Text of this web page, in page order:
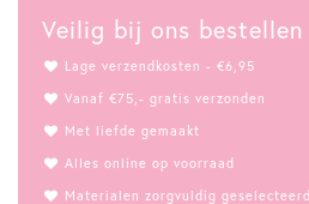
Veilig bij ons bestellen
Lage verzendkosten - €6,95
Vanaf €75,- gratis verzonden
Met liefde gemaakt
Alles online op voorraad
Materialen zorgvuldig geselecteerd